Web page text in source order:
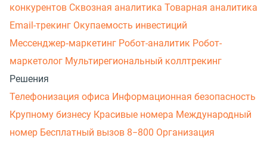
конкурентов Сквозная аналитика Товарная аналитика
Email-трекинг Окупаемость инвестиций
Мессенджер‑маркетинг Робот-аналитик Робот-
маркетолог Мультирегиональный коллтрекинг
Решения
Телефонизация офиса Информационная безопасность
Крупному бизнесу Красивые номера Международный
номер Бесплатный вызов 8−800 Организация